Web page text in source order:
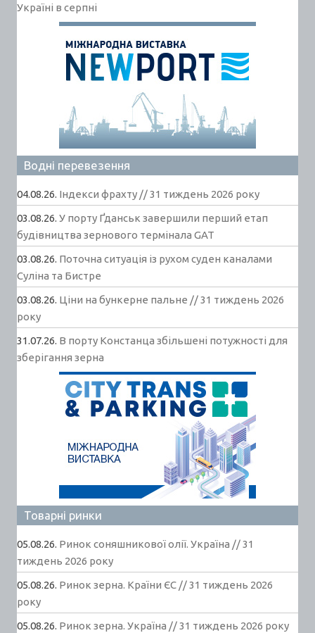
Україні в серпні
Водні перевезення
04.08.26. Індекси фрахту // 31 тиждень 2026 року
03.08.26. У порту Ґданськ завершили перший етап
будівництва зернового термінала GAT
03.08.26. Поточна ситуація із рухом суден каналами
Суліна та Бистре
03.08.26. Ціни на бункерне пальне // 31 тиждень 2026
року
31.07.26. В порту Констанца збільшені потужності для
зберігання зерна
Товарні ринки
05.08.26. Ринок соняшникової олії. Україна // 31
тиждень 2026 року
05.08.26. Ринок зерна. Країни ЄС // 31 тиждень 2026
року
05.08.26. Ринок зерна. Україна // 31 тиждень 2026 року